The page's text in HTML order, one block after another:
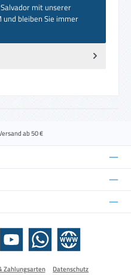
mit unserer
bleiben Sie immer
ab 50 €
YouTube WhatsApp Website
Zahlungsarten
Datenschutz